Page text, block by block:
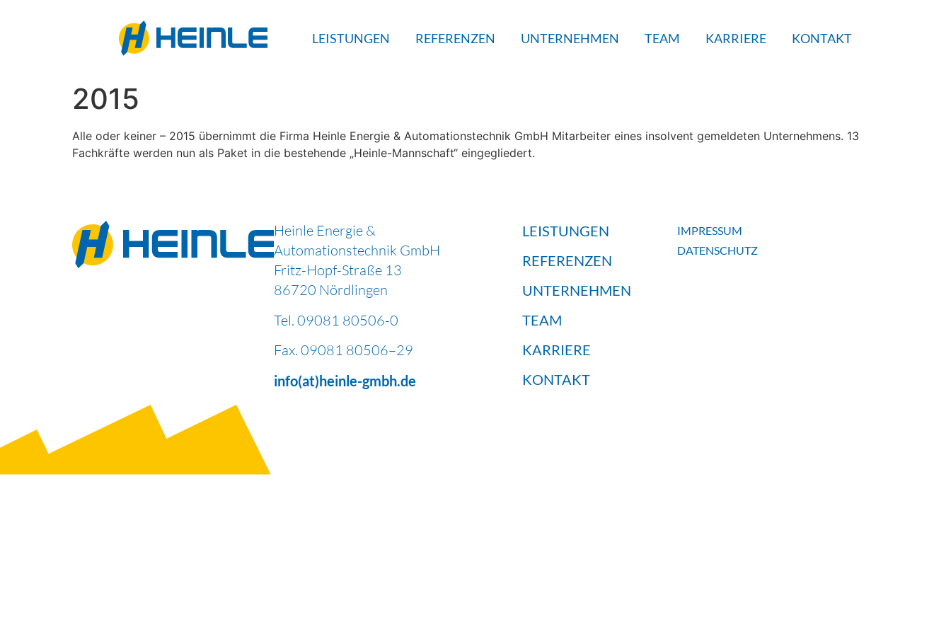
LEISTUNGEN REFERENZEN UNTERNEHMEN TEAM KARRIERE KONTAKT
2015
Alle oder keiner – 2015 übernimmt die Firma Heinle Energie & Automationstechnik GmbH Mitarbeiter eines insolvent gemeldeten Unternehmens. 13
Fachkräfte werden nun als Paket in die bestehende „Heinle-Mannschaft“ eingegliedert.
Heinle Energie &
Automationstechnik GmbH
Fritz-Hopf-Straße 13
86720 Nördlingen
Tel. 09081 80506-0
Fax. 09081 80506–29
info(at)heinle-gmbh.de
LEISTUNGEN
REFERENZEN
UNTERNEHMEN
TEAM
KARRIERE
KONTAKT
IMPRESSUM
DATENSCHUTZ